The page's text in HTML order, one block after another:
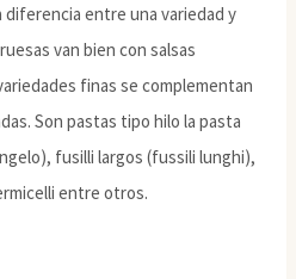
diferencia entre una variedad y
van bien con salsas
finas se complementan
Son pastas tipo hilo la pasta
fusilli largos (fussili lunghi),
entre otros.